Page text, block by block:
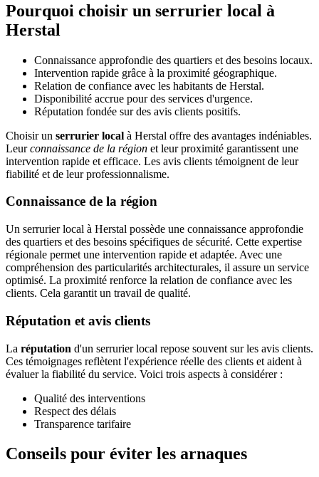
Pourquoi choisir un serrurier local à
Herstal
Connaissance approfondie des quartiers et des besoins locaux.
Intervention rapide grâce à la proximité géographique.
Relation de confiance avec les habitants de Herstal.
Disponibilité accrue pour des services d'urgence.
Réputation fondée sur des avis clients positifs.
Choisir un serrurier local à Herstal offre des avantages indéniables.
Leurconnaissance de la région et leur proximité garantissent une
intervention rapide et efficace. Les avis clients témoignent de leur
fiabilité et de leur professionnalisme.
Connaissance de la région
Un serrurier local à Herstal possède une connaissance approfondie
des quartiers et des besoins spécifiques de sécurité. Cette expertise
régionale permet une intervention rapide et adaptée. Avec une
compréhension des particularités architecturales, il assure un service
optimisé. La proximité renforce la relation de confiance avec les
clients. Cela garantit un travail de qualité.
Réputation et avis clients
La réputation d'un serrurier local repose souvent sur les avis clients.
Ces témoignages reflètent l'expérience réelle des clients et aident à
évaluer la fiabilité du service. Voici trois aspects à considérer :
Qualité des interventions
Respect des délais
Transparence tarifaire
Conseils pour éviter les arnaques